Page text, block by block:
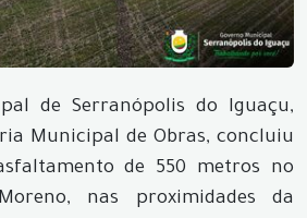
de Serranópolis do Iguaçu,
Municipal de Obras, concluiu
de 550 metros no
nas proximidades da